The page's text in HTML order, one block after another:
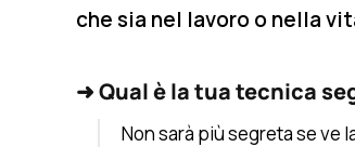
che sia nel lavoro o nella
➜Qual è la tua tecnica
Non sarà più segreta se ve